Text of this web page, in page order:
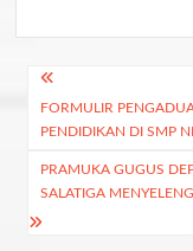
Navigasi
pos
FORMULIR
PENDIDIKAN DI SMP
PRAMUKA GUGUS
SALATIGA